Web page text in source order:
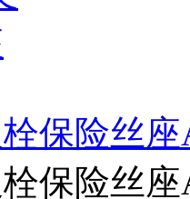
保险丝座
保险丝座